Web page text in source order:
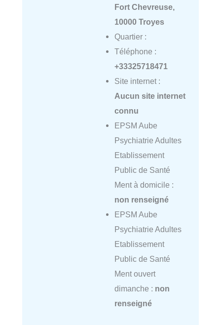
Fort Chevreuse,
10000 Troyes
Quartier :
Téléphone :
+33325718471
Site internet :
Aucun site internet
connu
EPSM Aube
Psychiatrie Adultes
Etablissement
Public de Santé
Ment à domicile :
non renseigné
EPSM Aube
Psychiatrie Adultes
Etablissement
Public de Santé
Ment ouvert
dimanche : non
renseigné